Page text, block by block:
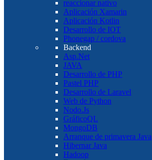
reaccionar nativo
Aplicación Xamarin
Aplicación Kotlin
Desarrollo de IOT
Phonegap / cordova
Backend
Asp.Net
JAVA
Desarrollo de PHP
Pastel PHP
Desarrollo de Laravel
Web de Python
Nodo.Js
GráficoQL
MongoDB
Arranque de primavera Java
Hibernar Java
Hadoop